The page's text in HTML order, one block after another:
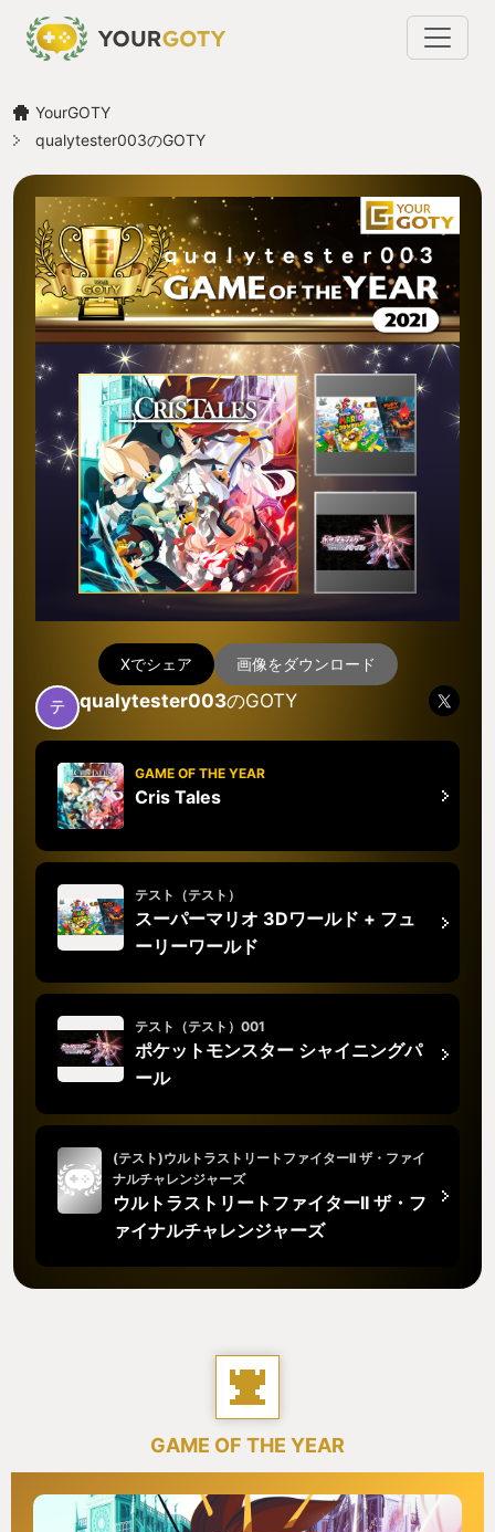
YourGOTY
qualytester003のGOTY
Xでシェア 画像をダウンロード
qualytester003のGOTY
GAME OF THE YEAR
Cris Tales
テスト（テスト）
スーパーマリオ 3Dワールド + フュ
ーリーワールド
テスト（テスト）001
ポケットモンスター シャイニングパ
ール
(テスト)ウルトラストリートファイターII ザ・ファイ
ナルチャレンジャーズ
ウルトラストリートファイターII ザ・フ
ァイナルチャレンジャーズ
GAME OF THE YEAR